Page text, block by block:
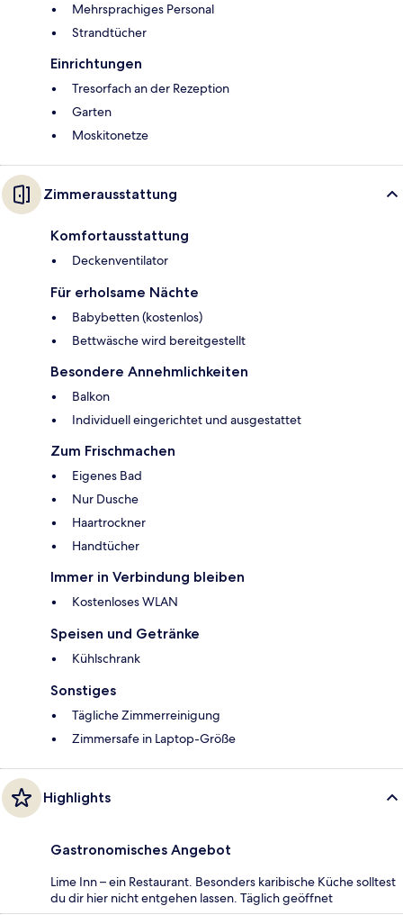
Mehrsprachiges Personal
Strandtücher
Einrichtungen
Tresorfach an der Rezeption
Garten
Moskitonetze
Zimmerausstattung
Komfortausstattung
Deckenventilator
Für erholsame Nächte
Babybetten (kostenlos)
Bettwäsche wird bereitgestellt
Besondere Annehmlichkeiten
Balkon
Individuell eingerichtet und ausgestattet
Zum Frischmachen
Eigenes Bad
Nur Dusche
Haartrockner
Handtücher
Immer in Verbindung bleiben
Kostenloses WLAN
Speisen und Getränke
Kühlschrank
Sonstiges
Tägliche Zimmerreinigung
Zimmersafe in Laptop-Größe
Highlights
Gastronomisches Angebot
Lime Inn – ein Restaurant. Besonders karibische Küche solltest
du dir hier nicht entgehen lassen. Täglich geöffnet